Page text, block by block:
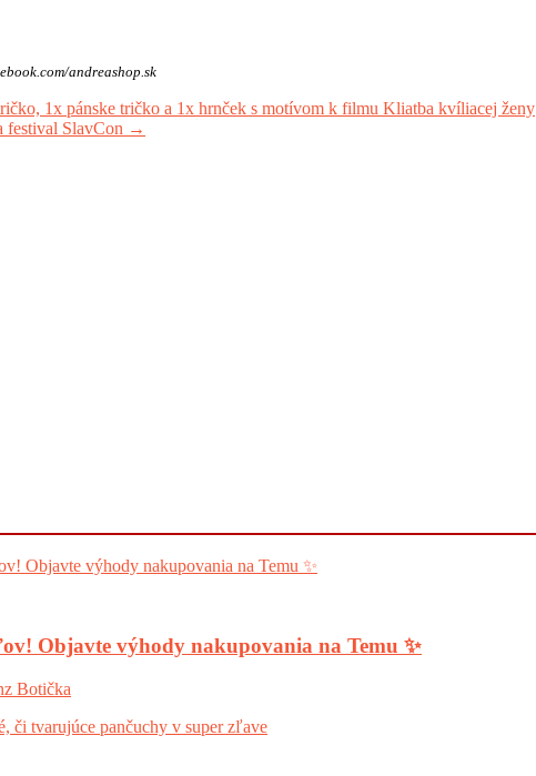
andreashop.sk
1x pánske tričko a 1x hrnček s motívom k filmu Kliatba kvíliacej ženy
festival SlavCon →
Objavte výhody nakupovania na Temu ✨
Botička